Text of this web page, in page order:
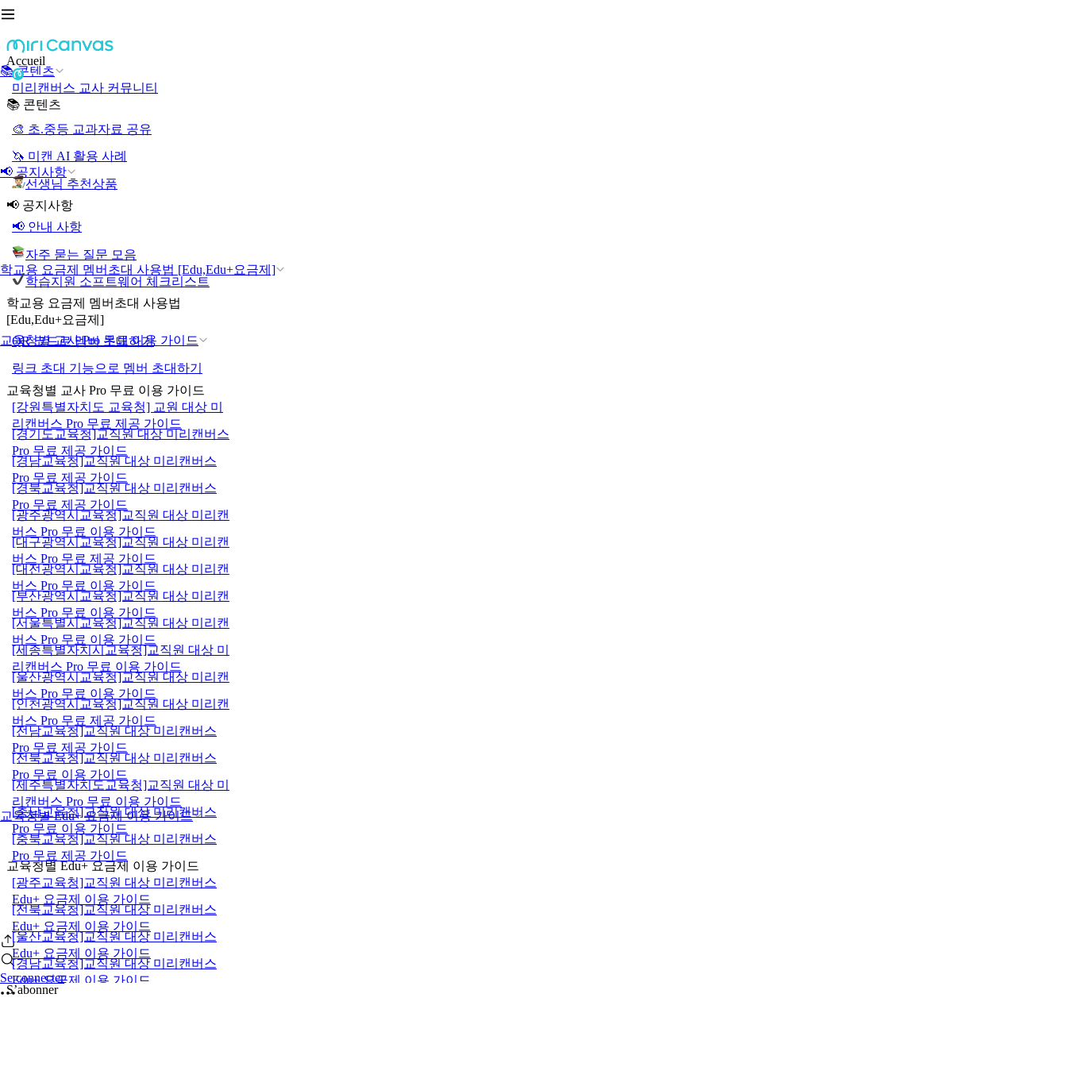
📚 콘텐츠
📢 공지사항
학교용 요금제 멤버초대 사용법 [Edu,Edu+요금제]
교육청별 교사 Pro 무료 이용 가이드
교육청별 Edu+ 요금제 이용 가이드
Se connecter
Accueil
미리캔버스 교사 커뮤니티
📚 콘텐츠
🎨 초.중등 교과자료 공유
🦄 미캔 AI 활용 사례
선생님 추천상품
📢 공지사항
📢 안내 사항
자주 묻는 질문 모음
학습지원 소프트웨어 체크리스트
학교용 요금제 멤버초대 사용법
[Edu,Edu+요금제]
QR 코드로 멤버 초대하기
링크 초대 기능으로 멤버 초대하기
교육청별 교사 Pro 무료 이용 가이드
[강원특별자치도 교육청] 교원 대상 미
리캔버스 Pro 무료 제공 가이드
[경기도교육청]교직원 대상 미리캔버스
Pro 무료 제공 가이드
[경남교육청]교직원 대상 미리캔버스
Pro 무료 제공 가이드
[경북교육청]교직원 대상 미리캔버스
Pro 무료 제공 가이드
[광주광역시교육청]교직원 대상 미리캔
버스 Pro 무료 이용 가이드
[대구광역시교육청]교직원 대상 미리캔
버스 Pro 무료 제공 가이드
[대전광역시교육청]교직원 대상 미리캔
버스 Pro 무료 이용 가이드
[부산광역시교육청]교직원 대상 미리캔
버스 Pro 무료 이용 가이드
[서울특별시교육청]교직원 대상 미리캔
버스 Pro 무료 이용 가이드
[세종특별자치시교육청]교직원 대상 미
리캔버스 Pro 무료 이용 가이드
[울산광역시교육청]교직원 대상 미리캔
버스 Pro 무료 이용 가이드
[인천광역시교육청]교직원 대상 미리캔
버스 Pro 무료 제공 가이드
[전남교육청]교직원 대상 미리캔버스
Pro 무료 제공 가이드
[전북교육청]교직원 대상 미리캔버스
Pro 무료 이용 가이드
[제주특별자치도교육청]교직원 대상 미
리캔버스 Pro 무료 이용 가이드
[충남교육청]교직원 대상 미리캔버스
Pro 무료 이용 가이드
[충북교육청]교직원 대상 미리캔버스
Pro 무료 제공 가이드
교육청별 Edu+ 요금제 이용 가이드
[광주교육청]교직원 대상 미리캔버스
Edu+ 요금제 이용 가이드
[전북교육청]교직원 대상 미리캔버스
Edu+ 요금제 이용 가이드
[울산교육청]교직원 대상 미리캔버스
Edu+ 요금제 이용 가이드
[경남교육청]교직원 대상 미리캔버스
Edu+ 요금제 이용 가이드
S’abonner